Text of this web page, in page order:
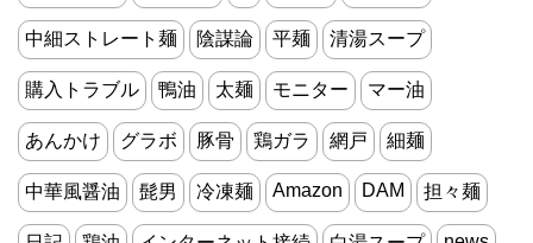
中細ストレート麺 陰謀論 平麺 清湯スープ
購入トラブル 鴨油 太麺 モニター マー油
あんかけ グラボ 豚骨 鶏ガラ 網戸 細麺
中華風醤油 髭男 冷凍麺 Amazon DAM 担々麺